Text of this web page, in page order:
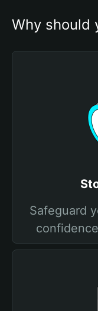
Why should
Safeguard